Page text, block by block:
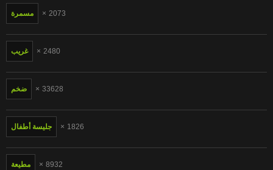
مسمرة 2073
غريب 2480
ضخم 33628
جليسة أطفال 1826
مطيعة 8932